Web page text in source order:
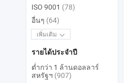
ISO 9001 (78)
อื่นๆ (64)
เพิ่มเติม
รายได้ประจำปี
ต่ำกว่า 1 ล้านดอลลาร์
สหรัฐฯ (907)